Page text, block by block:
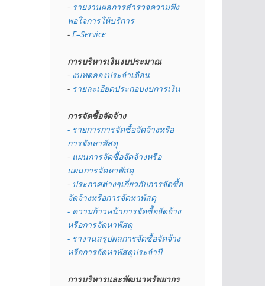
- รายงานผลการสำรวจความพึง
พอใจการให้บริการ
- E–Service
การบริหารเงินงบประมาณ
- งบทดลองประจำเดือน
- รายละเอียดประกอบงบการเงิน
การจัดซื้อจัดจ้าง
- รายการการจัดซื้อจัดจ้างหรือ
การจัดหาพัสดุ
- แผนการจัดซื้อจัดจ้างหรือ
แผนการจัดหาพัสดุ
- ประกาศต่างๆเกี่ยวกับการจัดซื้อ
จัดจ้างหรือการจัดหาพัสดุ
- ความก้าวหน้าการจัดซื้อจัดจ้าง
หรือการจัดหาพัสดุ
- รางานสรุปผลการจัดซื้อจัดจ้าง
หรือการจัดหาพัสดุประจำปี
การบริหารและพัฒนาทรัพยากร